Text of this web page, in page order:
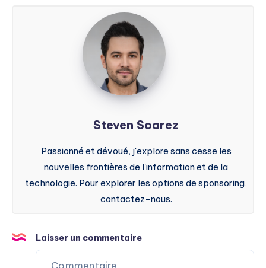
Steven
Soarez
Steven Soarez
Passionné et dévoué, j'explore sans cesse les
nouvelles frontières de l'information et de la
technologie. Pour explorer les options de sponsoring,
contactez-nous.
Laisser un commentaire